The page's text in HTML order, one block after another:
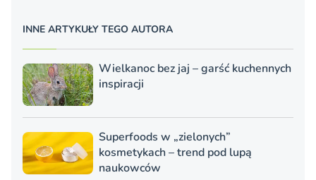
INNE ARTYKUŁY TEGO AUTORA
Wielkanoc bez jaj – garść kuchennych
inspiracji
Superfoods w „zielonych”
kosmetykach – trend pod lupą
naukowców